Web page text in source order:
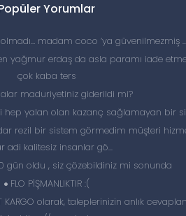
Yorumlar
madam coco ‘ya güvenilmezmiş
yağmur erdaş da asla paramı iade
çok kaba ters
maduriyetiniz giderildi mi?
hep yalan olan kazanç sağlamayan bir
rezil bir sistem görmedim müşteri
adi kalitesiz insanlar gö...
gün oldu , siz çözebildiniz mi sonunda
FLO PİŞMANLIKTIR :(
KARGO olarak, taleplerinizin anlık